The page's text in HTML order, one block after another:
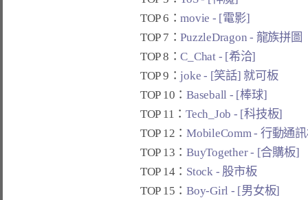
TOP 6：movie - [電影]
TOP 7：PuzzleDragon - 龍族拼圖
TOP 8：C_Chat - [希洽]
TOP 9：joke - [笑話] 就可板
TOP 10：Baseball - [棒球]
TOP 11：Tech_Job - [科技板]
TOP 12：MobileComm - 行動通
TOP 13：BuyTogether - [合購板]
TOP 14： Stock - 股市板
TOP 15：Boy-Girl - [男女板]